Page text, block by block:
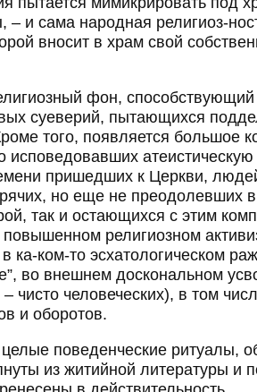
– и сама народная религиоз-
вносит в храм свой
фон,
суеверий, пытающихся
того, появляется большое
исповедовавших
пришедших к Церкви,
но еще не преодолевших
так и остающихся с этим
религиозном
ка-ком-то эсхатологическом
во внешнем доскональном
чисто человеческих), в том
и оборотов.
поведенческие ритуалы,
из житийной литературы и